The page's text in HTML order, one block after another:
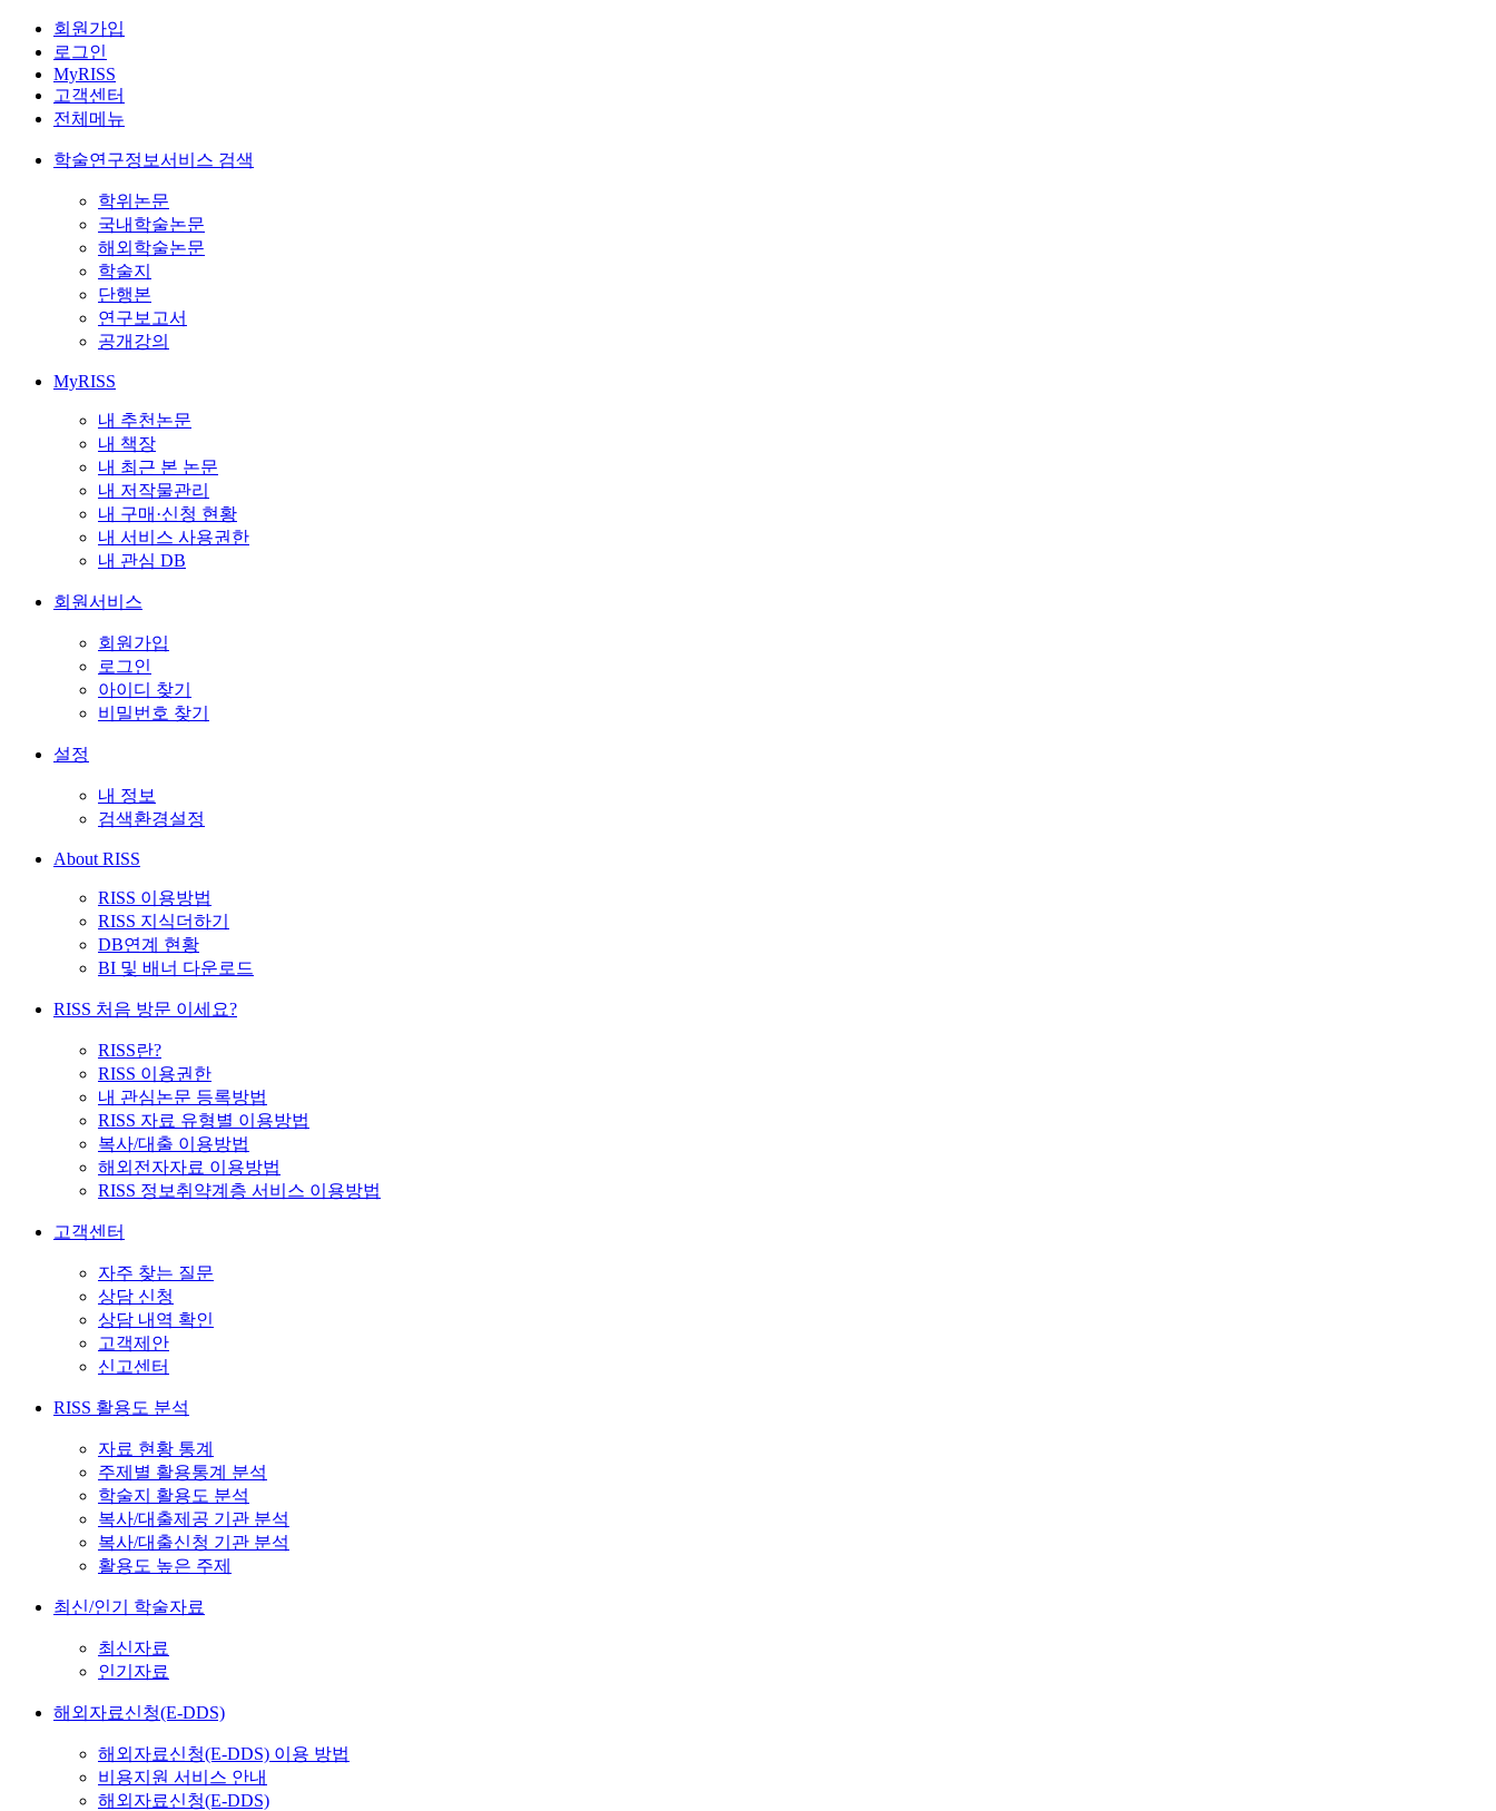
회원가입
로그인
MyRISS
고객센터
전체메뉴
학술연구정보서비스 검색
학위논문
국내학술논문
해외학술논문
학술지
단행본
연구보고서
공개강의
MyRISS
내 추천논문
내 책장
내 최근 본 논문
내 저작물관리
내 구매·신청 현황
내 서비스 사용권한
내 관심 DB
회원서비스
회원가입
로그인
아이디 찾기
비밀번호 찾기
설정
내 정보
검색환경설정
About RISS
RISS 이용방법
RISS 지식더하기
DB연계 현황
BI 및 배너 다운로드
RISS 처음 방문 이세요?
RISS란?
RISS 이용권한
내 관심논문 등록방법
RISS 자료 유형별 이용방법
복사/대출 이용방법
해외전자자료 이용방법
RISS 정보취약계층 서비스 이용방법
고객센터
자주 찾는 질문
상담 신청
상담 내역 확인
고객제안
신고센터
RISS 활용도 분석
자료 현황 통계
주제별 활용통계 분석
학술지 활용도 분석
복사/대출제공 기관 분석
복사/대출신청 기관 분석
활용도 높은 주제
최신/인기 학술자료
최신자료
인기자료
해외자료신청(E-DDS)
해외자료신청(E-DDS) 이용 방법
비용지원 서비스 안내
해외자료신청(E-DDS)